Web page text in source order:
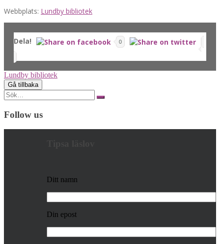
Webbplats: Lundby bibliotek
Dela! 0
Lundby bibliotek
Search
for:
Follow us
Ditt namn
Din epost